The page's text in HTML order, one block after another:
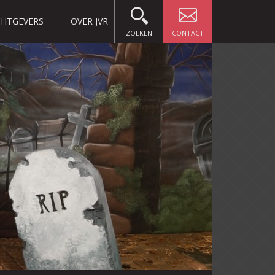
OVER JVR
CONTACT
ZOEKEN